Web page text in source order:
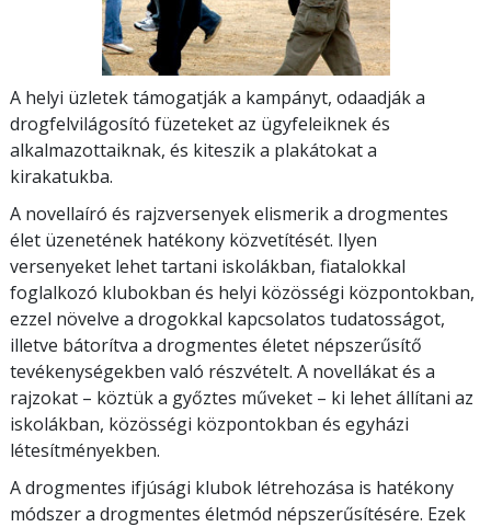
A helyi üzletek támogatják a kampányt, odaadják a
drogfelvilágosító füzeteket az ügyfeleiknek és
alkalmazottaiknak, és kiteszik a plakátokat a
kirakatukba.
A novellaíró és rajzversenyek elismerik a drogmentes
élet üzenetének hatékony közvetítését. Ilyen
versenyeket lehet tartani iskolákban, fiatalokkal
foglalkozó klubokban és helyi közösségi központokban,
ezzel növelve a drogokkal kapcsolatos tudatosságot,
illetve bátorítva a drogmentes életet népszerűsítő
tevékenységekben való részvételt. A novellákat és a
rajzokat – köztük a győztes műveket – ki lehet állítani az
iskolákban, közösségi központokban és egyházi
létesítményekben.
A drogmentes ifjúsági klubok létrehozása is hatékony
módszer a drogmentes életmód népszerűsítésére. Ezek